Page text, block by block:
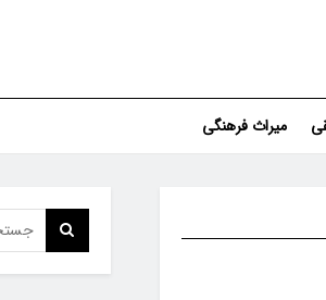
میراث فرهنگی